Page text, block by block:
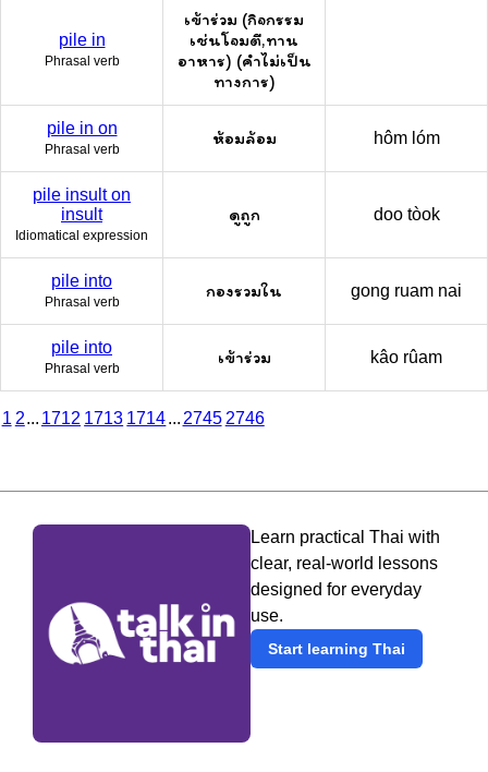
pile in
Phrasal verb
เข้าร่วม (กิจกรรม
เช่นโจมตี,ทาน
อาหาร) (คำไม่เป็น
ทางการ)
pile in on
Phrasal verb
ห้อมล้อม hôm lóm
pile insult on
insult
Idiomatical expression
ดูถูก doo tòok
pile into
Phrasal verb
กองรวมใน gong ruam nai
pile into
Phrasal verb
เข้าร่วม kâo rûam
1 2... 1712 1713 1714... 2745 2746
Learn practical Thai with
clear, real-world lessons
designed for everyday
use.
Start learning Thai